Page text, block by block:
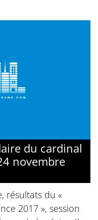
du cardinal
novembre
résultats du «
2017 », session